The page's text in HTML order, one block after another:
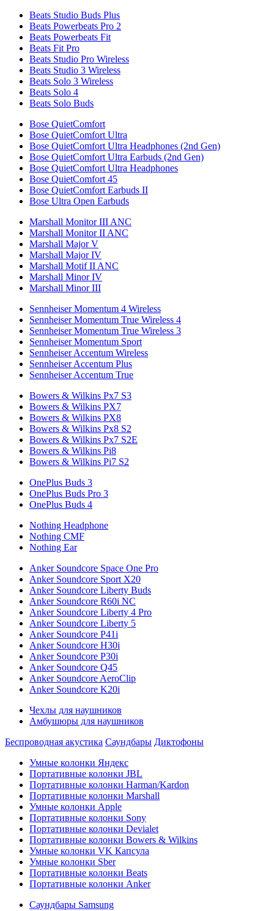
Beats Studio Buds Plus
Beats Powerbeats Pro 2
Beats Powerbeats Fit
Beats Fit Pro
Beats Studio Pro Wireless
Beats Studio 3 Wireless
Beats Solo 3 Wireless
Beats Solo 4
Beats Solo Buds
Bose QuietComfort
Bose QuietComfort Ultra
Bose QuietComfort Ultra Headphones (2nd Gen)
Bose QuietComfort Ultra Earbuds (2nd Gen)
Bose QuietComfort Ultra Headphones
Bose QuietComfort 45
Bose QuietComfort Earbuds II
Bose Ultra Open Earbuds
Marshall Monitor III ANC
Marshall Monitor II ANC
Marshall Major V
Marshall Major IV
Marshall Motif II ANC
Marshall Minor IV
Marshall Minor III
Sennheiser Momentum 4 Wireless
Sennheiser Momentum True Wireless 4
Sennheiser Momentum True Wireless 3
Sennheiser Momentum Sport
Sennheiser Accentum Wireless
Sennheiser Accentum Plus
Sennheiser Accentum True
Bowers & Wilkins Px7 S3
Bowers & Wilkins PX7
Bowers & Wilkins PX8
Bowers & Wilkins Px8 S2
Bowers & Wilkins Px7 S2E
Bowers & Wilkins Pi8
Bowers & Wilkins Pi7 S2
OnePlus Buds 3
OnePlus Buds Pro 3
OnePlus Buds 4
Nothing Headphone
Nothing CMF
Nothing Ear
Anker Soundcore Space One Pro
Anker Soundcore Sport X20
Anker Soundcore Liberty Buds
Anker Soundcore R60i NC
Anker Soundcore Liberty 4 Pro
Anker Soundcore Liberty 5
Anker Soundcore P41i
Anker Soundcore H30i
Anker Soundcore P30i
Anker Soundcore Q45
Anker Soundcore AeroClip
Anker Soundcore K20i
Чехлы для наушников
Амбушюры для наушников
Беспроводная акустика Саундбары Диктофоны
Умные колонки Яндекс
Портативные колонки JBL
Портативные колонки Harman/Kardon
Портативные колонки Marshall
Умные колонки Apple
Портативные колонки Sony
Портативные колонки Devialet
Портативные колонки Bowers & Wilkins
Умные колонки VK Капсула
Умные колонки Sber
Портативные колонки Beats
Портативные колонки Anker
Саундбары Samsung